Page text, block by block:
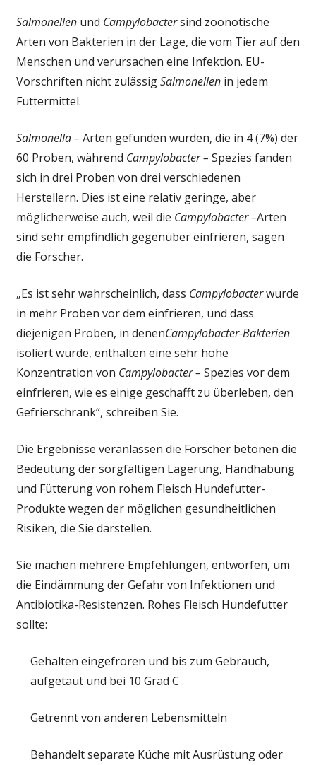
Salmonellenund Campylobactersind zoonotische
Arten von Bakterien in der Lage, die vom Tier auf den
Menschen und verursachen eine Infektion. EU-
Vorschriften nicht zulässigSalmonellenin jedem
Futtermittel.
Salmonella – Arten gefunden wurden, die in 4 (7%) der
60 Proben, während Campylobacter – Spezies fanden
sich in drei Proben von drei verschiedenen
Herstellern. Dies ist eine relativ geringe, aber
möglicherweise auch, weil die Campylobacter –Arten
sind sehr empfindlich gegenüber einfrieren, sagen
die Forscher.
„Es ist sehr wahrscheinlich, dass Campylobacterwurde
in mehr Proben vor dem einfrieren, und dass
diejenigen Proben, in denenCampylobacter-Bakterien
isoliert wurde, enthalten eine sehr hohe
Konzentration von Campylobacter – Spezies vor dem
einfrieren, wie es einige geschafft zu überleben, den
Gefrierschrank“, schreiben Sie.
Die Ergebnisse veranlassen die Forscher betonen die
Bedeutung der sorgfältigen Lagerung, Handhabung
und Fütterung von rohem Fleisch Hundefutter-
Produkte wegen der möglichen gesundheitlichen
Risiken, die Sie darstellen.
Sie machen mehrere Empfehlungen, entworfen, um
die Eindämmung der Gefahr von Infektionen und
Antibiotika-Resistenzen. Rohes Fleisch Hundefutter
sollte:
Gehalten eingefroren und bis zum Gebrauch,
aufgetaut und bei 10 Grad C
Getrennt von anderen Lebensmitteln
Behandelt separate Küche mit Ausrüstung oder